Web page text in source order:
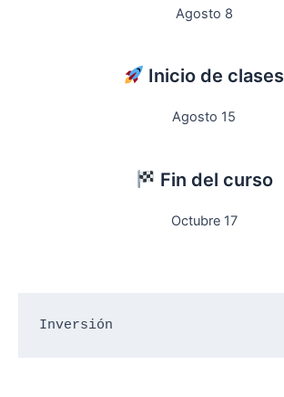
Agosto 8
Inicio de clases
Agosto 15
Fin del curso
Octubre 17
Inversión